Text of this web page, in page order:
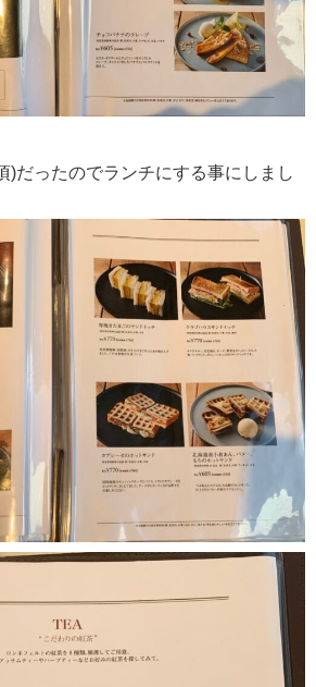
)だったのでランチにする事にしまし